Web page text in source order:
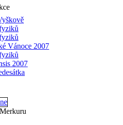
Vánoce 2007
2007